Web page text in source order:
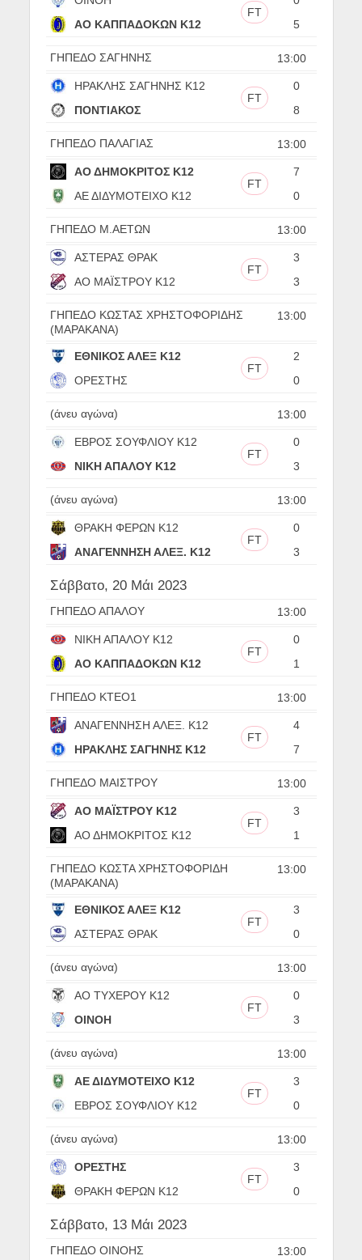
FT
ΑΟ ΚΑΠΠΑΔΟΚΩΝ Κ12
5
13:00
ΓΗΠΕΔΟ ΣΑΓΗΝΗΣ
ΗΡΑΚΛΗΣ ΣΑΓΗΝΗΣ Κ12
0
FT
ΠΟΝΤΙΑΚΟΣ
8
13:00
ΓΗΠΕΔΟ ΠΑΛΑΓΙΑΣ
ΑΟ ΔΗΜΟΚΡΙΤΟΣ Κ12
7
FT
ΑΕ ΔΙΔΥΜΟΤΕΙΧΟ Κ12
0
13:00
ΓΗΠΕΔΟ Μ.ΑΕΤΩΝ
ΑΣΤΕΡΑΣ ΘΡΑΚ
3
FT
ΑΟ ΜΑΪΣΤΡΟΥ Κ12
3
13:00
ΓΗΠΕΔΟ ΚΩΣΤΑΣ ΧΡΗΣΤΟΦΟΡΙΔΗΣ
(ΜΑΡΑΚΑΝΑ)
ΕΘΝΙΚΟΣ ΑΛΕΞ Κ12
2
FT
ΟΡΕΣΤΗΣ
0
13:00
(άνευ αγώνα)
ΕΒΡΟΣ ΣΟΥΦΛΙΟΥ Κ12
0
FT
ΝΙΚΗ ΑΠΑΛΟΥ Κ12
3
13:00
(άνευ αγώνα)
ΘΡΑΚΗ ΦΕΡΩΝ Κ12
0
FT
ΑΝΑΓΕΝΝΗΣΗ ΑΛΕΞ. Κ12
3
Σάββατο, 20 Μάι 2023
13:00
ΓΗΠΕΔΟ ΑΠΑΛΟΥ
ΝΙΚΗ ΑΠΑΛΟΥ Κ12
0
FT
ΑΟ ΚΑΠΠΑΔΟΚΩΝ Κ12
1
13:00
ΓΗΠΕΔΟ ΚΤΕΟ1
ΑΝΑΓΕΝΝΗΣΗ ΑΛΕΞ. Κ12
4
FT
ΗΡΑΚΛΗΣ ΣΑΓΗΝΗΣ Κ12
7
13:00
ΓΗΠΕΔΟ ΜΑΙΣΤΡΟΥ
ΑΟ ΜΑΪΣΤΡΟΥ Κ12
3
FT
ΑΟ ΔΗΜΟΚΡΙΤΟΣ Κ12
1
13:00
ΓΗΠΕΔΟ ΚΩΣΤΑ ΧΡΗΣΤΟΦΟΡΙΔΗ
(ΜΑΡΑΚΑΝΑ)
ΕΘΝΙΚΟΣ ΑΛΕΞ Κ12
3
FT
ΑΣΤΕΡΑΣ ΘΡΑΚ
0
13:00
(άνευ αγώνα)
ΑΟ ΤΥΧΕΡΟΥ Κ12
0
FT
ΟΙΝΟΗ
3
13:00
(άνευ αγώνα)
ΑΕ ΔΙΔΥΜΟΤΕΙΧΟ Κ12
3
FT
ΕΒΡΟΣ ΣΟΥΦΛΙΟΥ Κ12
0
13:00
(άνευ αγώνα)
ΟΡΕΣΤΗΣ
3
FT
ΘΡΑΚΗ ΦΕΡΩΝ Κ12
0
Σάββατο, 13 Μάι 2023
13:00
ΓΗΠΕΔΟ ΟΙΝΟΗΣ